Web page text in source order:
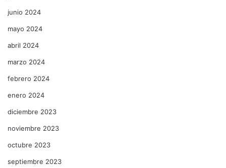
junio 2024
mayo 2024
abril 2024
marzo 2024
febrero 2024
enero 2024
diciembre 2023
noviembre 2023
octubre 2023
septiembre 2023